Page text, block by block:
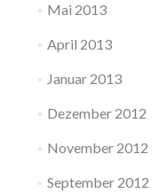
Mai 2013
April 2013
Januar 2013
Dezember 2012
November 2012
September 2012